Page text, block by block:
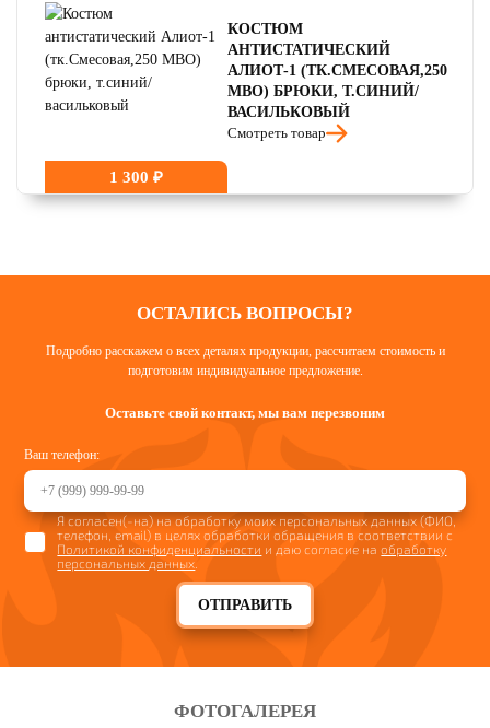
1 300 ₽
КОСТЮМ
АНТИСТАТИЧЕСКИЙ
АЛИОТ-1 (ТК.СМЕСОВАЯ,250
МВО) БРЮКИ, Т.СИНИЙ/
ВАСИЛЬКОВЫЙ
Смотреть товар
ОСТАЛИСЬ ВОПРОСЫ?
Подробно расскажем о всех деталях продукции, рассчитаем стоимость и
подготовим индивидуальное предложение.
Оставьте свой контакт, мы вам перезвоним
Ваш телефон:
ОТПРАВИТЬ
Я согласен(-на) на обработку моих персональных данных (ФИО,
телефон, email) в целях обработки обращения в соответствии с
Политикой конфиденциальности и даю согласие наобработку
персональных данных
ФОТОГАЛЕРЕЯ